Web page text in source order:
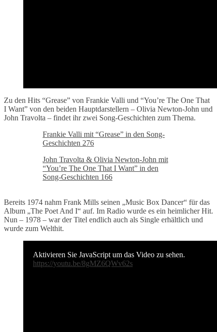
Zu den Hits “Grease” von Frankie Valli und “You’re The One That
I Want” von den beiden Hauptdarstellern – Olivia Newton-John und
John Travolta – findet ihr zwei Song-Geschichten zum Thema.
Frankie Valli mit “Grease” in den Song-
Geschichten 276
John Travolta & Olivia Newton-John mit
“You’re The One That I Want” in den
Song-Geschichten 166
Bereits 1974 nahm Frank Mills seinen „Music Box Dancer“ für das
Album „The Poet And I“ auf. Im Radio wurde es ein heimlicher Hit.
Nun – 1978 – war der Titel endlich auch als Single erhältlich und
wurde zum Welthit.
Aktivieren Sie JavaScript um das Video zu sehen.
https://youtu.be/8gMZ6QWv62s